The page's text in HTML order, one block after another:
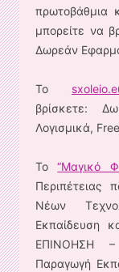
πρωτοβάθμια
μπορείτε να
Δωρεάν
Το
βρίσκετε:
Λογισμικά,
Το“Μαγικό
Περιπέτειας
Νέων
Εκπαίδευση
ΕΠΙΝΟΗΣΗ –
Παραγωγή